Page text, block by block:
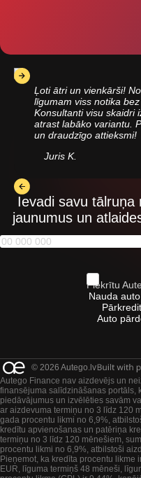
Ļoti ātri un vienkārši!
līgumam viss notika
Konsultanti visu skaidri
atrast labāko variantu.
un draudzīgo attieksmi!
Juris K.
Ievadi savu tālruņa
jaunumus un
Piekrītu
Nauda
Auto
© 2026 Autego.lv
Autego Finance nav aizdevējs un
finansējuma salīdzināšanas portāls,
piedāvājumus un izvēlēties savām
ar aizdevuma termiņu no 3 līdz 120
gada procentu likmi no 6,9%,
kredītu apvienošanas un patēriņa
termiņu no 3 līdz 120 mēnešiem,
procentu likmi no 6,9%, atbilstoši
Pieņemot, ka kredīta procentu likme
EUR, līguma termiņš 48 mēneši,